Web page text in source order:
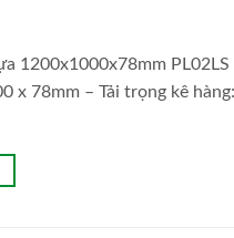
1200x1000x78mm
x 78mm – Tải trọng kê